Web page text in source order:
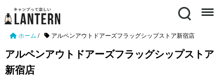
Search Menu
ホーム / アルペンアウトドアーズフラッグシップストア新宿店
アルペンアウトドアーズフラッグシップストア
新宿店